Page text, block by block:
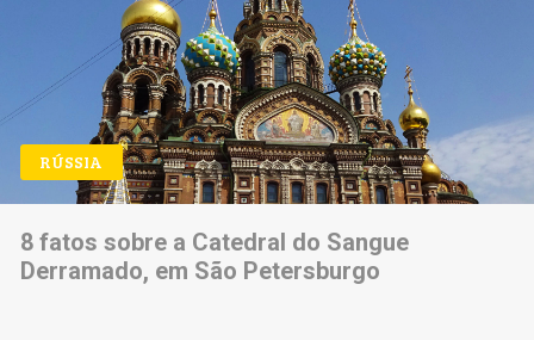
RÚSSIA
8 fatos sobre a Catedral do Sangue
Derramado, em São Petersburgo